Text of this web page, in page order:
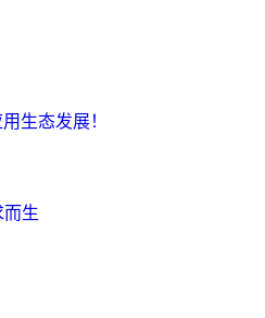
生态发展！
生